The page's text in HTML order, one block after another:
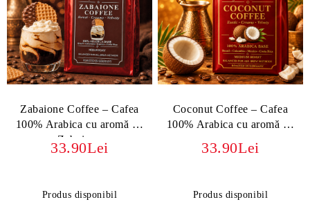
Zabaione Coffee – Cafea
100% Arabica cu aromă de
Zabaione
33.90Lei
Produs disponibil
Coconut Coffee – Cafea
100% Arabica cu aromă de
33.90Lei
Produs disponibil